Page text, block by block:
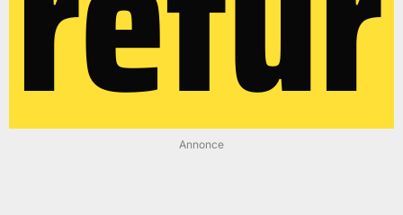
Annonce